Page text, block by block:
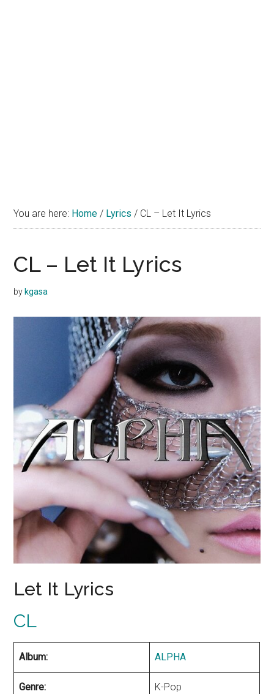
You are here: Home / Lyrics / CL – Let It Lyrics
CL – Let It Lyrics
by kgasa
Let It Lyrics
CL
Album: ALP HA
Genre: K-Pop